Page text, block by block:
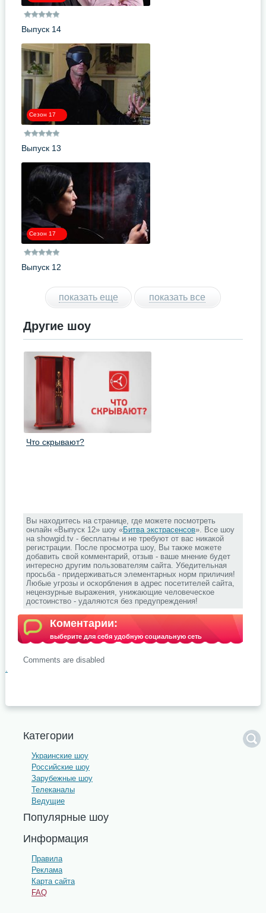
Выпуск 14
Сезон 17
Выпуск 13
Сезон 17
Выпуск 12
показать еще показать все
Другие шоу
Что скрывают?
Вы находитесь на странице, где можете посмотреть
онлайн «Выпуск 12» шоу «Битва экстрасенсов». Все шоу
на showgid.tv - бесплатны и не требуют от вас никакой
регистрации. После просмотра шоу, Вы также можете
добавить свой комментарий, отзыв - ваше мнение будет
интересно другим пользователям сайта. Убедительная
просьба - придерживаться элементарных норм приличия!
Любые угрозы и оскорбления в адрес посетителей сайта,
нецензурные выражения, унижающие человеческое
достоинство - удаляются без предупреждения!
Коментарии:
выберите для себя удобную социальную сеть
Comments are disabled
.
Категории
Украинские шоу
Российские шоу
Зарубежные шоу
Телеканалы
Ведущие
Популярные шоу
Информация
Правила
Реклама
Карта сайта
FAQ